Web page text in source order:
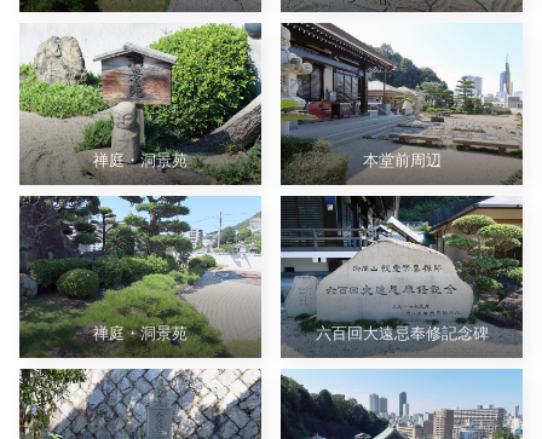
禅庭・洞景苑 本堂前周辺
禅庭・洞景苑 六百回大遠忌奉修記念碑